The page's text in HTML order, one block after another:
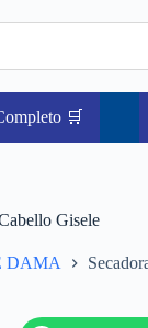
🛒
Gisele
DAMA